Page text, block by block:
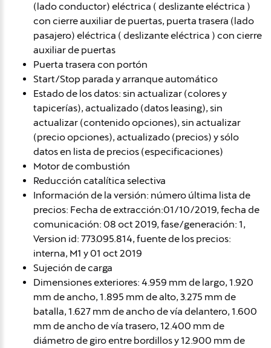
(lado conductor) eléctrica ( deslizante eléctrica )
con cierre auxiliar de puertas, puerta trasera (lado
pasajero) eléctrica ( deslizante eléctrica ) con cierre
auxiliar de puertas
Puerta trasera con portón
Start/Stop parada y arranque automático
Estado de los datos: sin actualizar (colores y
tapicerías), actualizado (datos leasing), sin
actualizar (contenido opciones), sin actualizar
(precio opciones), actualizado (precios) y sólo
datos en lista de precios (especificaciones)
Motor de combustión
Reducción catalítica selectiva
Información de la versión: número última lista de
precios: Fecha de extracción:01/10/2019, fecha de
comunicación: 08 oct 2019, fase/generación: 1,
Version id: 773.095.814, fuente de los precios:
interna, M1 y 01 oct 2019
Sujeción de carga
Dimensiones exteriores: 4.959 mm de largo, 1.920
mm de ancho, 1.895 mm de alto, 3.275 mm de
batalla, 1.627 mm de ancho de vía delantero, 1.600
mm de ancho de vía trasero, 12.400 mm de
diámetro de giro entre bordillos y 12.900 mm de